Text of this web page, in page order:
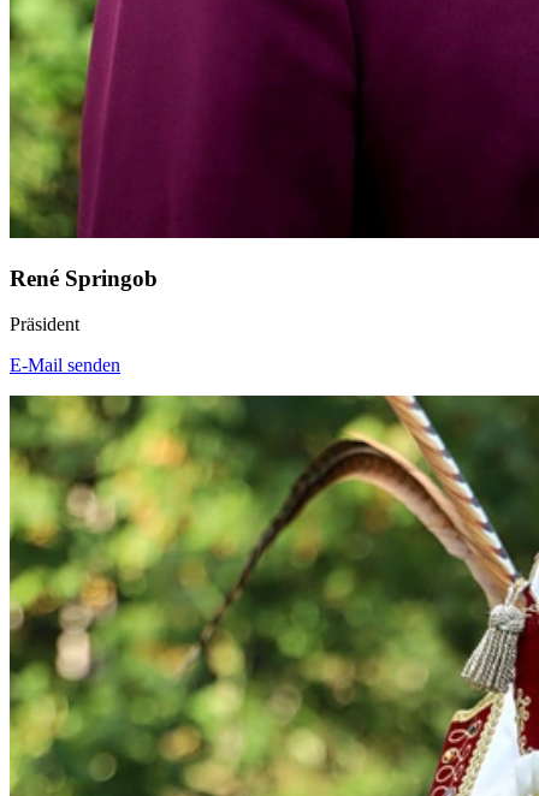
René Springob
Präsident
E-Mail senden